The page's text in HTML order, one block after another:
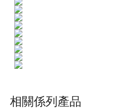
相關係列產品